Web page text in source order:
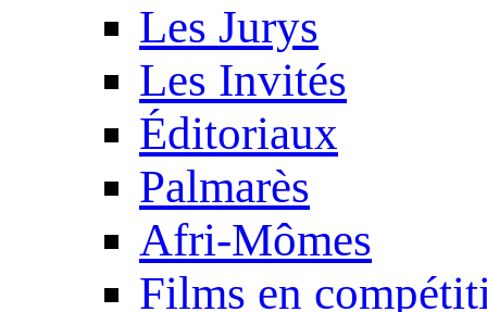
Les Jurys
Les Invités
Éditoriaux
Palmarès
Afri-Mômes
Films en